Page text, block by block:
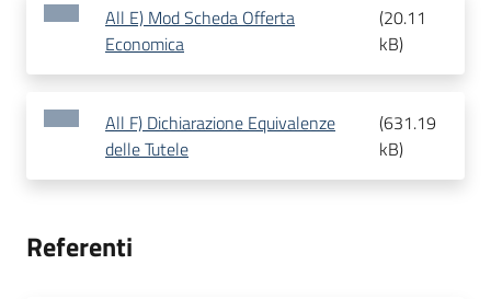
All E) Mod Scheda Offerta
Economica
(20.11
kB)
All F) Dichiarazione Equivalenze
delle Tutele
(631.19
kB)
Referenti